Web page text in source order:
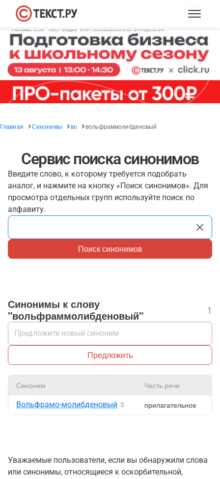
Главная Синонимы во вольфраммолибденовый
Сервис поиска синонимов
Введите слово, к которому требуется подобрать
аналог, и нажмите на кнопку «Поиск синонимов». Для
просмотра отдельных групп используйте поиск по
алфавиту.
Поиск синонимов
Синонимы к слову
"вольфраммолибденовый"
1
Предложить
Синоним Часть речи
Вольфрамо-молибденовый 3 прилагательное
Уважаемые пользователи, если вы обнаружили слова
или синонимы, относящиеся к оскорбительной,